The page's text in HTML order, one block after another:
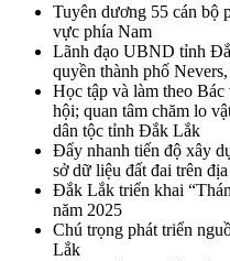
Tuyên dương 55 cán bộ
vực phía Nam
Lãnh đạo UBND tỉnh
quyền thành phố
Học tập và làm theo
hội; quan tâm chăm lo
dân tộc tỉnh Đắk Lắk
Đẩy nhanh tiến độ xây
sở dữ liệu đất đai trên
Đắk Lắk triển khai
năm 2025
Chú trọng phát triển
Lắk